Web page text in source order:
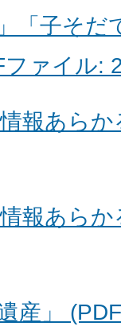
「子そだ
ァイル:
報あら
報あら
産」